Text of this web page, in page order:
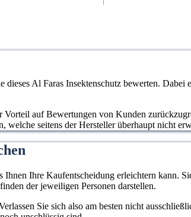
Al Faras Insektenschutz bewerten.
auf Bewertungen von Kunden
welche seitens der Hersteller überhaupt nicht
Ihre Kaufentscheidung erleichtern kann.
der jeweiligen Personen darstellen.
Sie sich also am besten nicht